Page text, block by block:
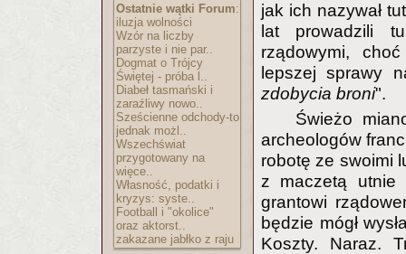
Ostatnie wątki Forum:
iluzja wolności
Wzór na liczby
parzyste i nie par..
Dogmat o Trójcy
Świętej - próba l..
Diabeł tasmański i
zaraźliwy nowo..
Sześcienne odchody-to
jednak możl..
Wszechświat
przygotowany na
więce..
Własność, podatki i
kryzys: syste..
Football i "okolice"
oraz aktorst..
zakazane jabłko z raju
jak ich nazywał
lat prowadzili
rządowymi,
lepszej sprawy
zdobycia broni".
Świeżo
archeologów
robotę ze swoimi
z maczetą utnie
grantowi
będzie mógł
Koszty. Naraz.